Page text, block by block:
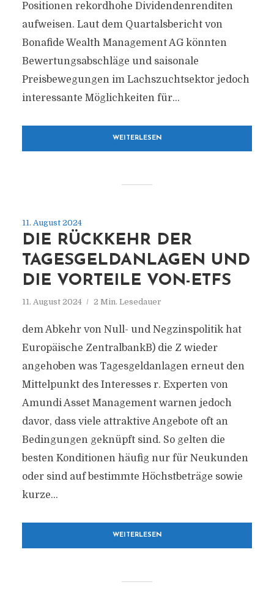
Positionen rekordhohe Dividendenrenditen
aufweisen. Laut dem Quartalsbericht von
Bonafide Wealth Management AG könnten
Bewertungsabschläge und saisonale
Preisbewegungen im Lachszuchtsektor jedoch
interessante Möglichkeiten für...
WEITERLESEN
11. August 2024
DIE RÜCKKEHR DER
TAGESGELDANLAGEN UND
DIE VORTEILE VON-ETFS
11. August 2024 2 Min. Lesedauer
dem Abkehr von Null- und Negzinspolitik hat
Europäische ZentralbankB) die Z wieder
angehoben was Tagesgeldanlagen erneut den
Mittelpunkt des Interesses r. Experten von
Amundi Asset Management warnen jedoch
davor, dass viele attraktive Angebote oft an
Bedingungen geknüpft sind. So gelten die
besten Konditionen häufig nur für Neukunden
oder sind auf bestimmte Höchstbeträge sowie
kurze...
WEITERLESEN